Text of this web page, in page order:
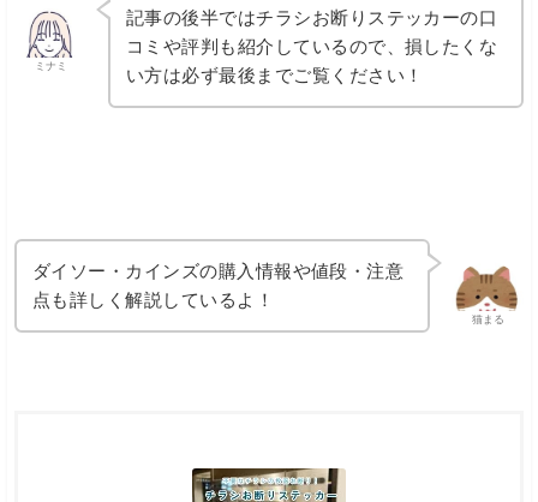
ミナミ
記事の後半ではチラシお断りステッカーの口
コミや評判も紹介しているので、損したくな
い方は必ず最後までご覧ください！
猫まる
ダイソー・カインズの購入情報や値段・注意
点も詳しく解説しているよ！